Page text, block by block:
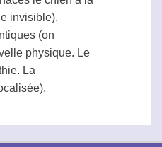
invisible).
(on
physique. Le
La